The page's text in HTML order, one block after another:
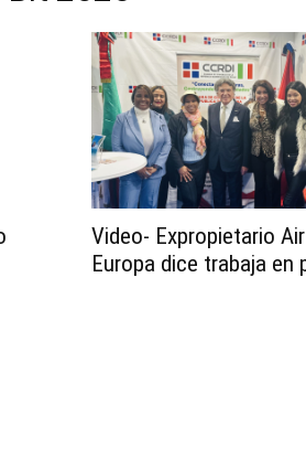
Video- Expropietario
Europa dice trabaja en